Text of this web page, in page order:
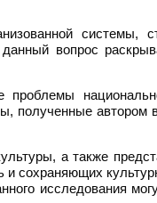
системы,
вопрос
проблемы
автором
а также
и сохраняющих
исследования